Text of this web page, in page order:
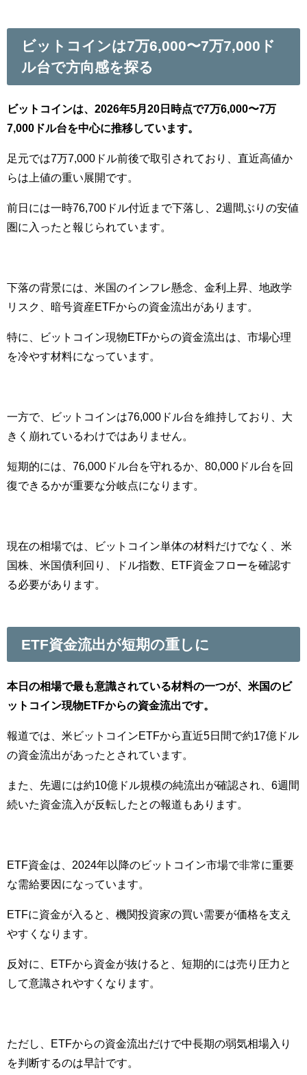
ビットコインは7万6,000〜7万7,000ド
ル台で方向感を探る
ビットコインは、2026年5月20日時点で7万6,000〜7万
7,000ドル台を中心に推移しています。
足元では7万7,000ドル前後で取引されており、直近高値か
らは上値の重い展開です。
前日には一時76,700ドル付近まで下落し、2週間ぶりの安値
圏に入ったと報じられています。
下落の背景には、米国のインフレ懸念、金利上昇、地政学
リスク、暗号資産ETFからの資金流出があります。
特に、ビットコイン現物ETFからの資金流出は、市場心理
を冷やす材料になっています。
一方で、ビットコインは76,000ドル台を維持しており、大
きく崩れているわけではありません。
短期的には、76,000ドル台を守れるか、80,000ドル台を回
復できるかが重要な分岐点になります。
現在の相場では、ビットコイン単体の材料だけでなく、米
国株、米国債利回り、ドル指数、ETF資金フローを確認す
る必要があります。
ETF資金流出が短期の重しに
本日の相場で最も意識されている材料の一つが、米国のビ
ットコイン現物ETFからの資金流出です。
報道では、米ビットコインETFから直近5日間で約17億ドル
の資金流出があったとされています。
また、先週には約10億ドル規模の純流出が確認され、6週間
続いた資金流入が反転したとの報道もあります。
ETF資金は、2024年以降のビットコイン市場で非常に重要
な需給要因になっています。
ETFに資金が入ると、機関投資家の買い需要が価格を支え
やすくなります。
反対に、ETFから資金が抜けると、短期的には売り圧力と
して意識されやすくなります。
ただし、ETFからの資金流出だけで中長期の弱気相場入り
を判断するのは早計です。